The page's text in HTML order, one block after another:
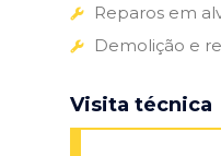
Reparos em
Demolição e
Visita técnica